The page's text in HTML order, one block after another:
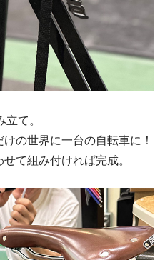
て。
の世界に一台の自転車に！
て組み付ければ完成。